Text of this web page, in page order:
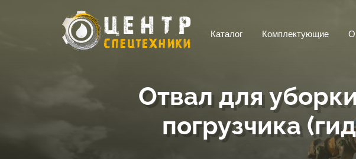
Перейти к основному содержанию
Каталог Комплектующие О
Отвал для
погрузчика